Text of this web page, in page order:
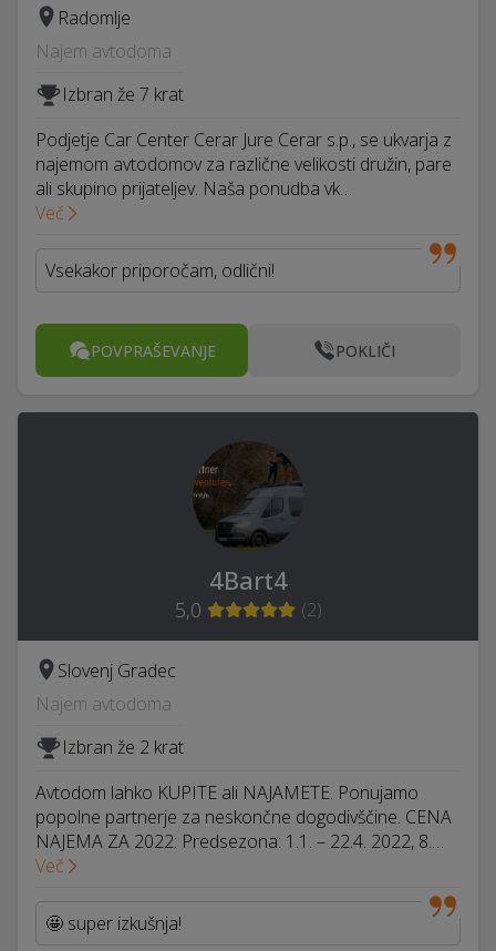
Radomlje
Najem avtodoma
Izbran že 7 krat
Podjetje Car Center Cerar Jure Cerar s.p., se ukvarja z
najemom avtodomov za različne velikosti družin, pare
ali skupino prijateljev. Naša ponudba vk…
Več
Vsekakor priporočam, odlični!
POVPRAŠEVANJE POKLIČI
4Bart4
5,0 (2)
Slovenj Gradec
Najem avtodoma
Izbran že 2 krat
Avtodom lahko KUPITE ali NAJAMETE. Ponujamo
popolne partnerje za neskončne dogodivščine. CENA
NAJEMA ZA 2022: Predsezona: 1.1. – 22.4. 2022, 8.…
Več
🤩 super izkušnja!